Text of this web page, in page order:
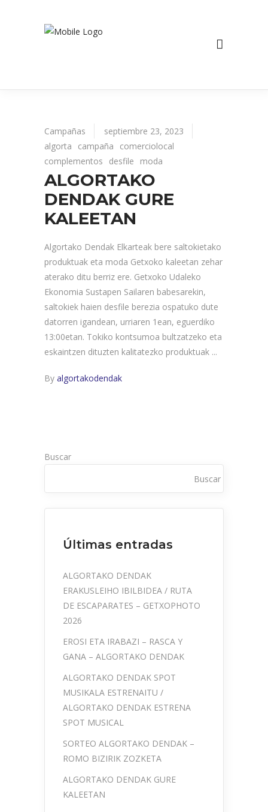
Campañas
septiembre 23, 2023
algorta
campaña
comerciolocal
complementos
desfile moda
ALGORTAKO
DENDAK GURE
KALEETAN
Algortako Dendak Elkarteak bere saltokietako
produktuak eta moda Getxoko kaleetan zehar
aterako ditu berriz ere. Getxoko Udaleko
Ekonomia Sustapen Sailaren babesarekin,
saltokiek haien desfile berezia ospatuko dute
datorren igandean, urriaren 1ean, eguerdiko
13:00etan. Tokiko kontsumoa bultzatzeko eta
eskaintzen dituzten kalitatezko produktuak
By algortakodendak
Buscar
Buscar
Últimas entradas
ALGORTAKO DENDAK
ERAKUSLEIHO IBILBIDEA / RUTA
DE ESCAPARATES – GETXOPHOTO
2026
EROSI ETA IRABAZI – RASCA Y
GANA – ALGORTAKO DENDAK
ALGORTAKO DENDAK SPOT
MUSIKALA ESTRENAITU /
ALGORTAKO DENDAK ESTRENA
SPOT MUSICAL
SORTEO ALGORTAKO DENDAK –
ROMO BIZIRIK ZOZKETA
ALGORTAKO DENDAK GURE
KALEETAN